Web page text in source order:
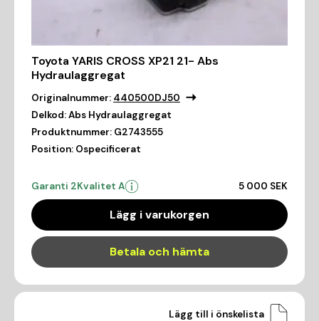
Toyota YARIS CROSS XP21 21- Abs
Hydraulaggregat
Originalnummer: 440500DJ50
Delkod:Abs Hydraulaggregat
Produktnummer: G2743555
Position: Ospecificerat
Garanti 2Kvalitet A 5 000 SEK
Lägg i varukorgen
Betala och hämta
Lägg till i önskelista